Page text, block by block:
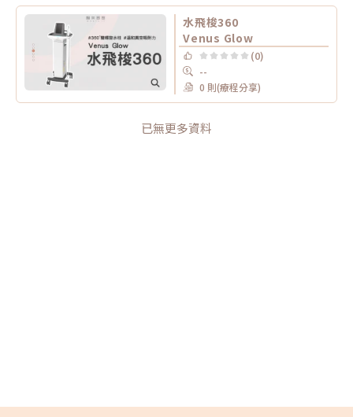
水飛梭360
Venus Glow
(0)
--
0 則(療程分享)
已無更多資料